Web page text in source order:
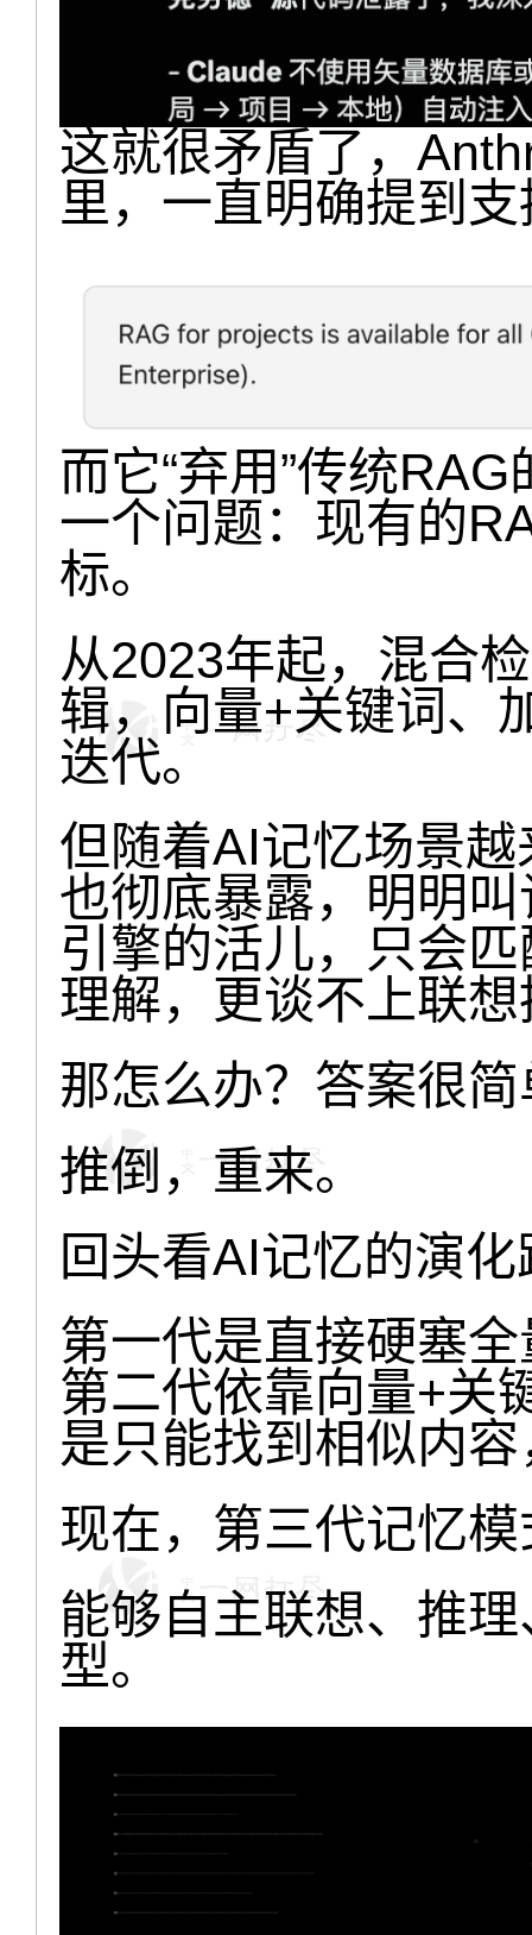
这就很矛盾了，
里，一直明确提到
而它“弃用”传统
一个问题：现有的
标。
从2023年起，混合
辑，向量+关键词
迭代。
但随着AI记忆场景
也彻底暴露，明明
引擎的活儿，只会
理解，更谈不上联
那怎么办？答案很
推倒，重来。
回头看AI记忆的演
第一代是直接硬塞
第二代依靠向量+关
是只能找到相似内
现在，第三代记忆
能够自主联想、推
型。